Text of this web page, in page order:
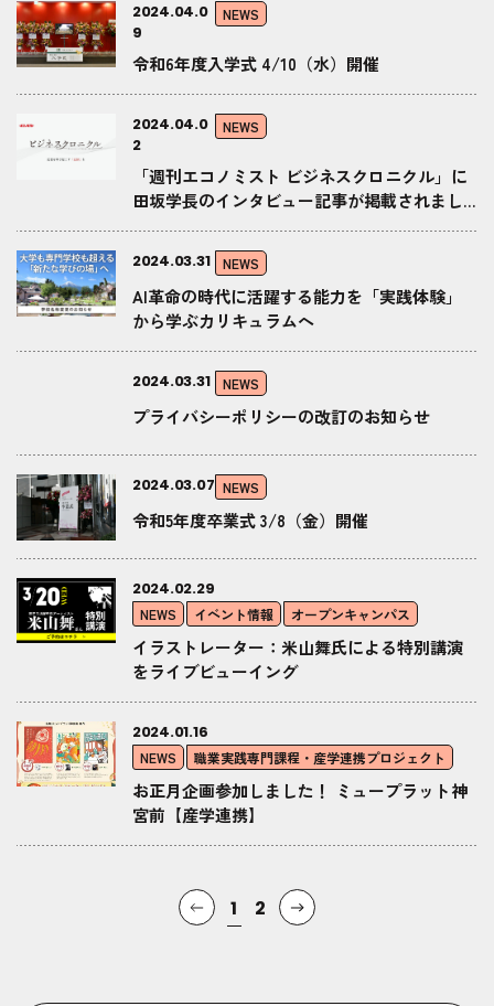
2024.04.0
9
NEWS
令和6年度入学式 4/10（水）開催
2024.04.0
2
NEWS
「週刊エコノミスト ビジネスクロニクル」に
田坂学長のインタビュー記事が掲載されまし
2024.03.31 NEWS
AI革命の時代に活躍する能力を「実践体験」
から学ぶカリキュラムへ
2024.03.31 NEWS
プライバシーポリシーの改訂のお知らせ
2024.03.07 NEWS
令和5年度卒業式 3/8（金）開催
2024.02.29
NEWS イベント情報 オープンキャンパス
イラストレーター：米山舞氏による特別講演
をライブビューイング
2024.01.16
NEWS 職業実践専門課程・産学連携プロジェクト
お正月企画参加しました！ ミュープラット神
宮前【産学連携】
1 2